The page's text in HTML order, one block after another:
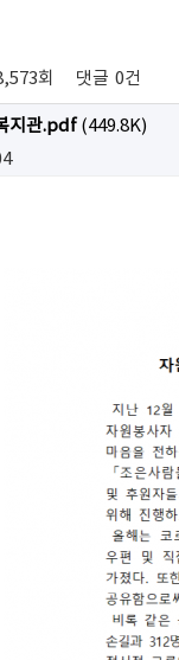
회 댓글 0건
지관.pdf (449.8K)